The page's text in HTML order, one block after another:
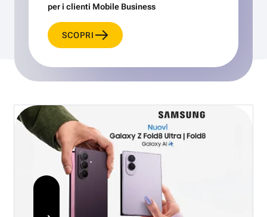
per i clienti Mobile Business
SCOPRI